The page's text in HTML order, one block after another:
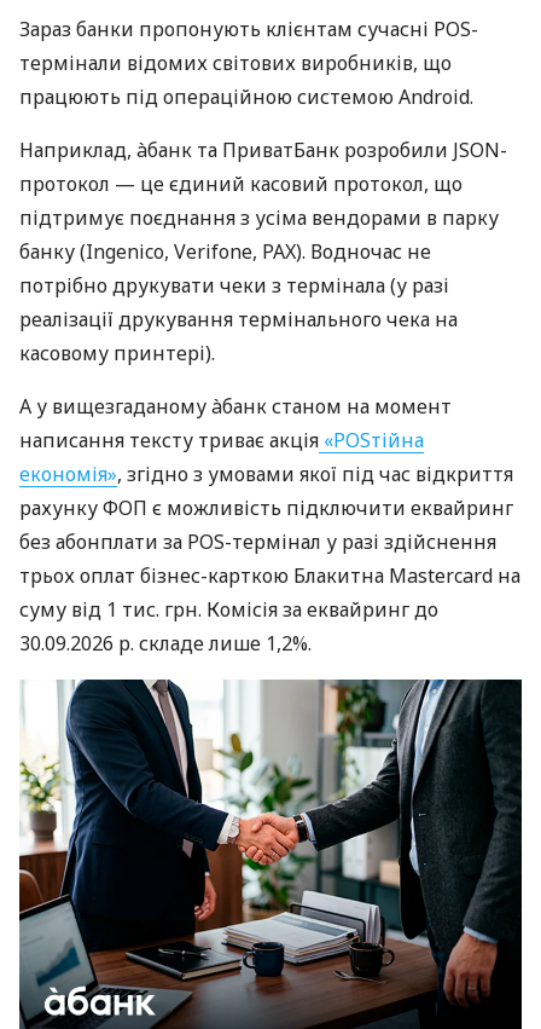
Зараз банки пропонують клієнтам сучасні POS-
термінали відомих світових виробників, що
працюють під операційною системою Android.
Наприклад, àбанк та ПриватБанк розробили JSON-
протокол — це єдиний касовий протокол, що
підтримує поєднання з усіма вендорами в парку
банку (Ingenico, Verifone, PAX). Водночас не
потрібно друкувати чеки з термінала (у разі
реалізації друкування термінального чека на
касовому принтері).
А у вищезгаданому àбанк станом на момент
написання тексту триває акція «POSтійна
економія», згідно з умовами якої під час відкриття
рахунку ФОП є можливість підключити еквайринг
без абонплати за POS-термінал у разі здійснення
трьох оплат бізнес-карткою Блакитна Mastercard на
суму від 1 тис. грн. Комісія за еквайринг до
30.09.2026 р. складе лише 1,2%.